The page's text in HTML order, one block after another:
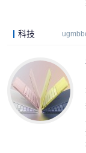
科技